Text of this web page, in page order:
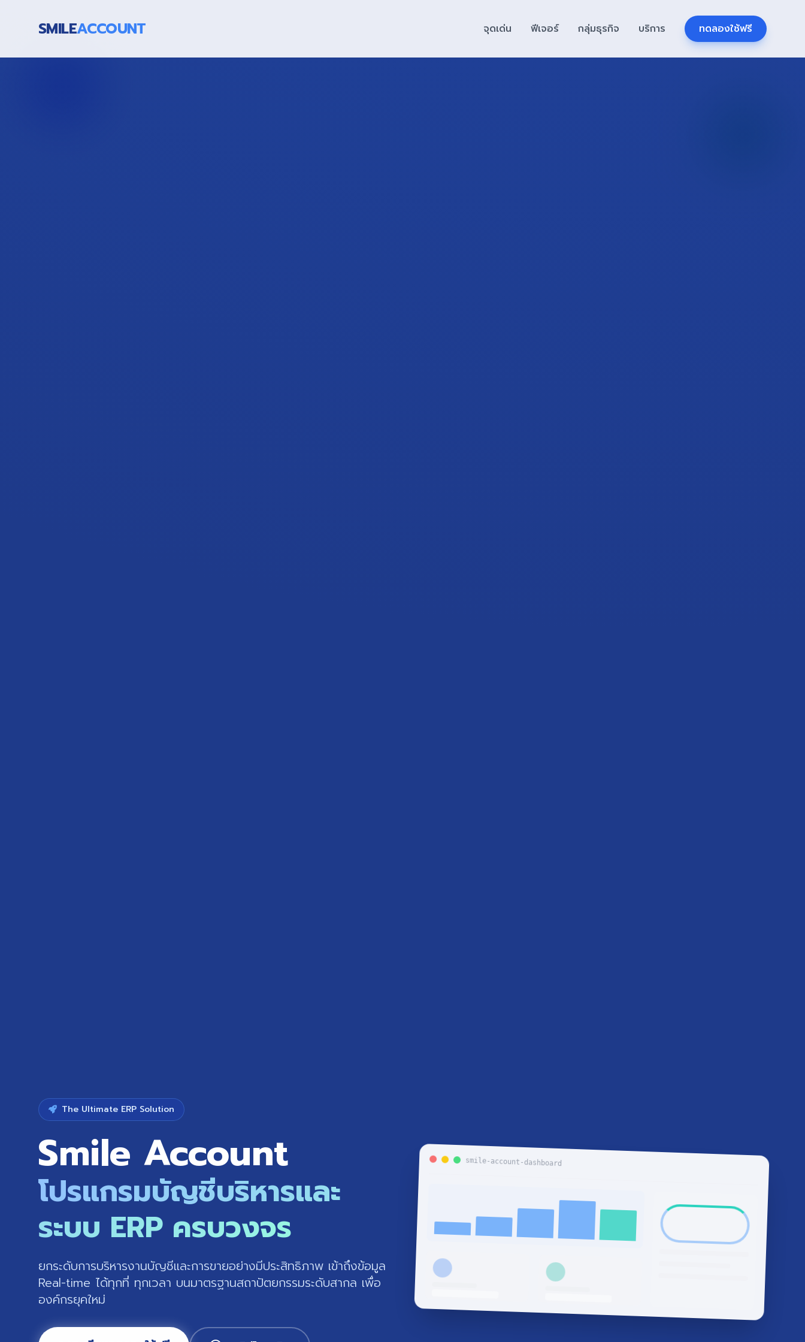
SMILEACCOUNT จุดเด่น ฟีเจอร์ กลุ่มธุรกิจ บริการ ทดลองใช้ฟรี
The Ultimate ERP Solution
Smile Account
โปรแกรมบัญชีบริหารและ
ระบบ ERP ครบวงจร
ยกระดับการบริหารงานบัญชีและการขายอย่างมีประสิทธิภาพ เข้าถึงข้อมูล
Real-time ได้ทุกที่ ทุกเวลา บนมาตรฐานสถาปัตยกรรมระดับสากล เพื่อ
องค์กรยุคใหม่
smile-account-dashboard